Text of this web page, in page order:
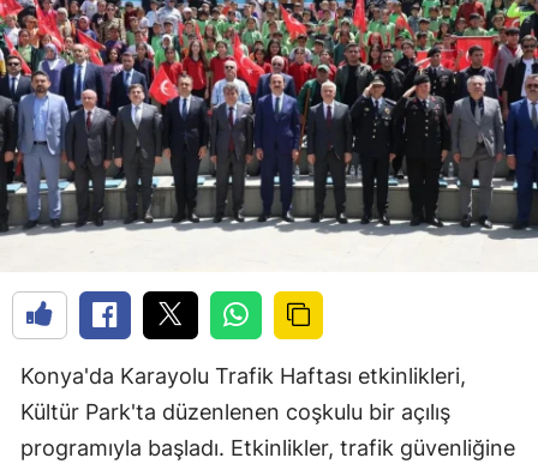
Konya'da Karayolu Trafik Haftası etkinlikleri,
Kültür Park'ta düzenlenen coşkulu bir açılış
programıyla başladı. Etkinlikler, trafik güvenliğine